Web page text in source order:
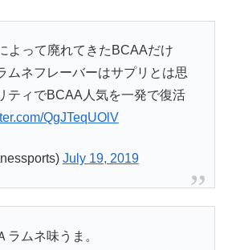
よって廃れてきたBCAAだけ
ムネフレーバーはサプリとは思
ティでBCAA人気を一発で復活
QgJTeqUOlV
July 19, 2019
ラムネ味うま。